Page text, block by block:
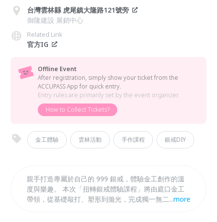
台灣雲林縣 虎尾鎮大隆路121號旁
御隆建設 展銷中心
Related Link
官方IG
Offline Event
After registration, simply show your ticket from the
ACCUPASS App for quick entry.
Entry rules are primarily set by the event organizer.
How to Collect Tickets?
金工體驗 雲林活動 手作課程 銀戒DIY
親手打造專屬於自己的 999 銀戒，體驗金工創作的溫
度與樂趣。 本次「扭轉銀戒體驗課程」將由庭口金工
帶領，從基礎敲打、塑形到拋光，完成獨一無二的銀戒
...more